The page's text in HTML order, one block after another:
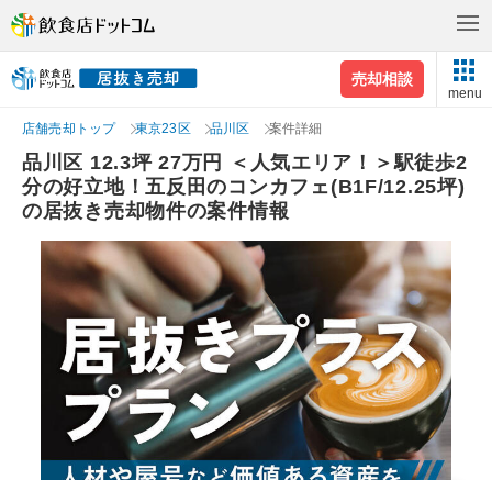
売却相談
menu
店舗売却トップ 東京23区 品川区 案件詳細
品川区 12.3坪 27万円 ＜人気エリア！＞駅徒歩2
分の好立地！五反田のコンカフェ(B1F/12.25坪)
の居抜き売却物件の案件情報